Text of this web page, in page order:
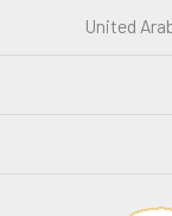
United